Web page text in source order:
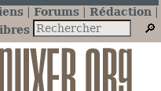
Forums
Rédaction